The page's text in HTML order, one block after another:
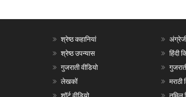
श्रेष्ठ कहानियां
श्रेष्ठ उपन्यास
गुजराती वीडियो
लेखकों
हिंदी
मराठी